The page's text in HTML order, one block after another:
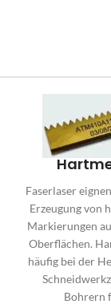
Faserlaser
Erzeugung von
Markierungen
Oberflächen.
häufig bei der
Bohrern